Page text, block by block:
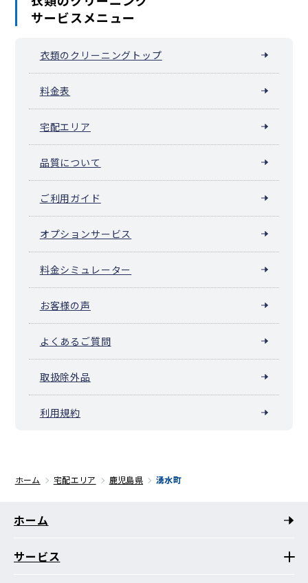
サービスメニュー
衣類のクリーニングトップ
料金表
宅配エリア
品質について
ご利用ガイド
オプションサービス
料金シミュレーター
お客様の声
よくあるご質問
取扱除外品
利用規約
ホーム 宅配エリア 鹿児島県 湧水町
ホーム
サービス